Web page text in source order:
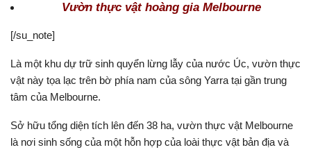
Vườn thực vật hoàng gia Melbourne
[/su_note]
Là một khu dự trữ sinh quyển lừng lẫy của nước Úc, vườn thực
vật này tọa lạc trên bờ phía nam của sông Yarra tại gần trung
tâm của Melbourne.
Sở hữu tổng diện tích lên đến 38 ha, vườn thực vật Melbourne
là nơi sinh sống của một hỗn hợp của loài thực vật bản địa và